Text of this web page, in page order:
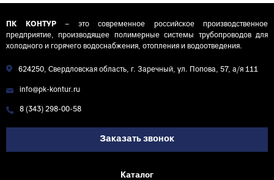
ПК КОНТУР– это современное российское производственное
предприятие, производящее полимерные системы трубопроводов для
холодного и горячего водоснабжения, отопления и водоотведения.
624250, Свердловская область, г. Заречный, ул. Попова, 57, а/я 111
info@pk-kontur.ru
8 (343) 298-00-58
Заказать звонок
Каталог